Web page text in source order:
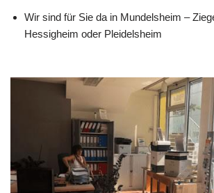
Wir sind für Sie da in Mundelsheim –
Hessigheim oder Pleidelsheim